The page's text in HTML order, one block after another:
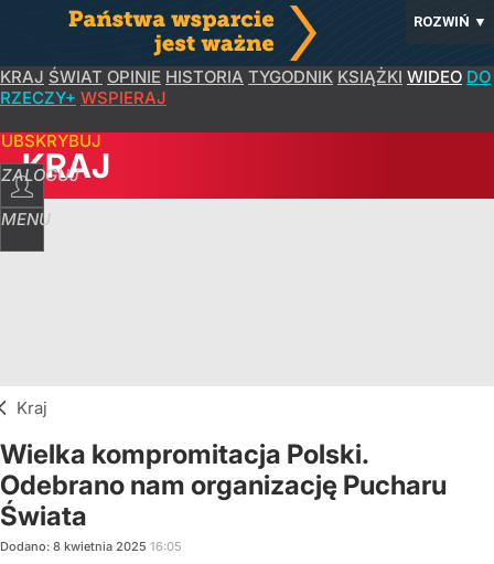
ROZWIŃ ▼
KRAJ ŚWIAT OPINIE HISTORIA TYGODNIK KSIĄŻKI WIDEO DO
RZECZY+ WSPIERAJ
ZALOGUJ
MENU
KRAJ
Kraj
Wielka kompromitacja Polski.
Odebrano nam organizację Pucharu
Świata
Dodano: 8 kwietnia 2025 16:05